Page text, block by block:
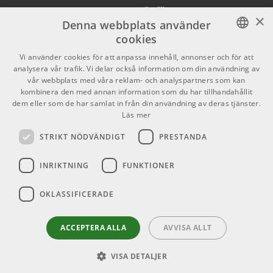
ARTIKELNUMMER 1072786
Pedaltrain Metro 24
Pedalboard with Soft
Case
ARTIKELNUMMER 1045397
1114 kr/st
Pedaltrain Classic
PRO with Soft Case
ARTIKELNUMMER 1065869
2065 kr/st
X
Youtube
TikTok
Köpvillkor
Butiken
Varumärken
GDPR & Cookies
Kontakt
Info
Mån-Fre: 10.00-18.00
Helgdagar
SWEDISH
ENGLISH
×
Denna webbplats använder
cookies
Vi använder cookies för att anpassa innehåll, annonser och för att
analysera vår trafik. Vi delar också information om din användning av
vår webbplats med våra reklam- och analyspartners som kan
kombinera den med annan information som du har tillhandahållit
dem eller som de har samlat in från din användning av deras tjänster.
Läs mer
STRIKT NÖDVÄNDIGT PRESTANDA
INRIKTNING FUNKTIONER
OKLASSIFICERADE
ACCEPTERA ALLA AVVISA ALLT
VISA DETALJER